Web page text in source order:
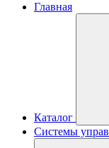
Главная
Каталог
Системы